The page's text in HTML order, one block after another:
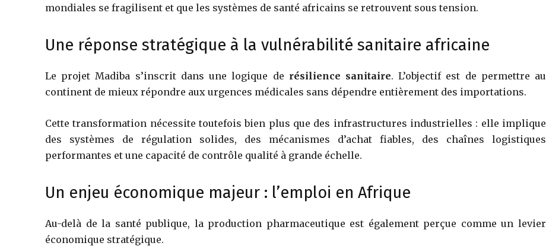
mondiales se fragilisent et que les systèmes de santé africains se retrouvent sous tension.
Une réponse stratégique à la vulnérabilité sanitaire africaine
Le projet Madiba s’inscrit dans une logique de résilience sanitaire. L’objectif est de permettre au
continent de mieux répondre aux urgences médicales sans dépendre entièrement des importations.
Cette transformation nécessite toutefois bien plus que des infrastructures industrielles : elle implique
des systèmes de régulation solides, des mécanismes d’achat fiables, des chaînes logistiques
performantes et une capacité de contrôle qualité à grande échelle.
Un enjeu économique majeur : l’emploi en Afrique
Au-delà de la santé publique, la production pharmaceutique est également perçue comme un levier
économique stratégique.